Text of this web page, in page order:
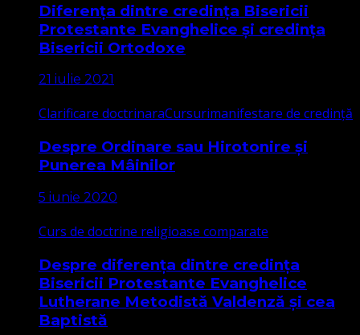
Diferența dintre credința Bisericii
Protestante Evanghelice și credința
Bisericii Ortodoxe
21 iulie 2021
Clarificare doctrinaraCursurimanifestare de credință
Despre Ordinare sau Hirotonire și
Punerea Mâinilor
5 iunie 2020
Curs de doctrine religioase comparate
Despre diferența dintre credința
Bisericii Protestante Evanghelice
Lutherane Metodistă Valdenză și cea
Baptistă